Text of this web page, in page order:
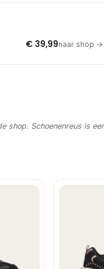
€ 39,99naar shop →
shop. Schoenenreus is